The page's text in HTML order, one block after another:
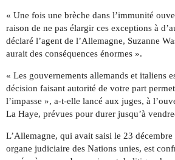
« Une fois une brèche dans l’immunité
raison de ne pas élargir ces exceptions à
déclaré l’agent de l’Allemagne, Suzanne
aurait des conséquences énormes ».
« Les gouvernements allemands et italiens
décision faisant autorité de votre part
l’impasse », a-t-elle lancé aux juges, à
La Haye, prévues pour durer jusqu’à
L’Allemagne, qui avait saisi le 23
organe judiciaire des Nations unies, est